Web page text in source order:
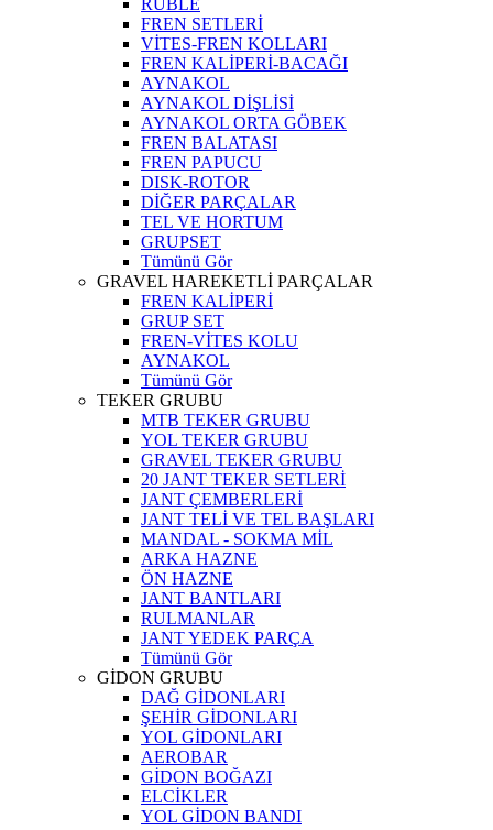
RUBLE
FREN SETLERİ
VİTES-FREN KOLLARI
FREN KALİPERİ-BACAĞI
AYNAKOL
AYNAKOL DİŞLİSİ
AYNAKOL ORTA GÖBEK
FREN BALATASI
FREN PAPUCU
DISK-ROTOR
DİĞER PARÇALAR
TEL VE HORTUM
GRUPSET
Tümünü Gör
GRAVEL HAREKETLİ PARÇALAR
FREN KALİPERİ
GRUP SET
FREN-VİTES KOLU
AYNAKOL
Tümünü Gör
TEKER GRUBU
MTB TEKER GRUBU
YOL TEKER GRUBU
GRAVEL TEKER GRUBU
20 JANT TEKER SETLERİ
JANT ÇEMBERLERİ
JANT TELİ VE TEL BAŞLARI
MANDAL - SOKMA MİL
ARKA HAZNE
ÖN HAZNE
JANT BANTLARI
RULMANLAR
JANT YEDEK PARÇA
Tümünü Gör
GİDON GRUBU
DAĞ GİDONLARI
ŞEHİR GİDONLARI
YOL GİDONLARI
AEROBAR
GİDON BOĞAZI
ELCİKLER
YOL GİDON BANDI